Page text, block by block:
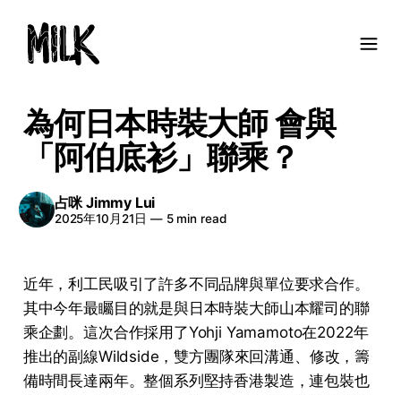
為何日本時裝大師 會與
「阿伯底衫」聯乘？
占咪 Jimmy Lui
2025年10月21日 —5 min read
近年，利工民吸引了許多不同品牌與單位要求合作。
其中今年最矚目的就是與日本時裝大師山本耀司的聯
乘企劃。這次合作採用了Yohji Yamamoto在2022年
推出的副線Wildside，雙方團隊來回溝通、修改，籌
備時間長達兩年。整個系列堅持香港製造，連包裝也